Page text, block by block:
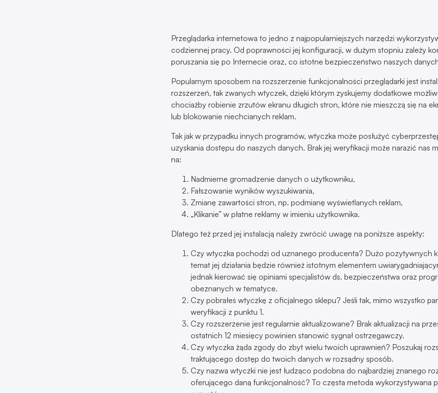
Przeglądarka internetowa to jedno z najpopularniejszych narzędzi
codziennej pracy. Od poprawności jej konfiguracji, w dużym stopniu zależy
poruszania się po Internecie oraz, co istotne bezpieczeństwo naszych
Popularnym sposobem na rozszerzenie funkcjonalności przeglądarki jest
rozszerzeń, tak zwanych wtyczek, dzięki którym zyskujemy dodatkowe
chociażby robienie zrzutów ekranu długich stron, które nie mieszczą się na
lub blokowanie niechcianych reklam.
Tak jak w przypadku innych programów, wtyczka może posłużyć
uzyskania dostępu do naszych danych. Brak jej weryfikacji może narazić nas
na:
Nadmierne gromadzenie danych o użytkowniku,
Fałszowanie wyników wyszukiwania,
Zmianę zawartości stron, np. podmianę wyświetlanych reklam,
„Klikanie” w płatne reklamy w imieniu użytkownika.
Dlatego też przed jej instalacją należy zwrócić uwagę na poniższe aspekty:
Czy wtyczka pochodzi od uznanego producenta? Dużo pozytywnych
temat jej działania będzie również istotnym elementem
jednak kierować się opiniami specjalistów ds. bezpieczeństwa oraz
obeznanych w tematyce.
Czy pobrałeś wtyczkę z oficjalnego sklepu? Jeśli tak, mimo wszystko
weryfikacji z punktu 1.
Czy rozszerzenie jest regularnie aktualizowane? Brak aktualizacji na
ostatnich 12 miesięcy powinien stanowić sygnał ostrzegawczy.
Czy wtyczka żąda zgody do zbyt wielu twoich uprawnień? Poszukaj
traktującego dostęp do twoich danych w rozsądny sposób.
Czy nazwa wtyczki nie jest łudząco podobna do najbardziej znanego
oferującego daną funkcjonalność? To częsta metoda wykorzystywana